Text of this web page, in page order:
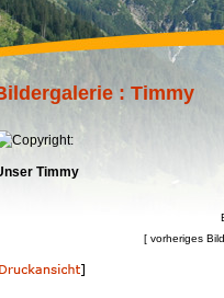
: Timmy
Timmy
[ vorheriges